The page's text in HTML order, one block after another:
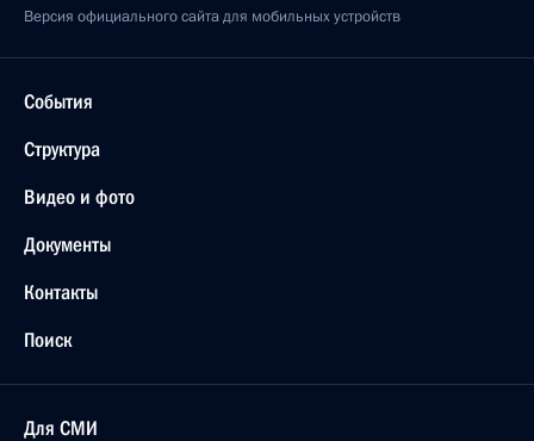
Версия официального сайта для мобильных устройств
События
Структура
Видео и фото
Документы
Контакты
Поиск
Для СМИ